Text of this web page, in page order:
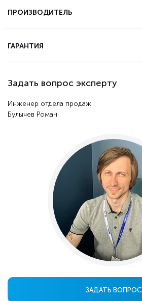
Задать вопрос эксперту
Инженер отдела продаж
Булычев Роман
ЗАДАТЬ ВОПРОС
ПРОИЗВОДИТЕЛЬ
ГАРАНТИЯ